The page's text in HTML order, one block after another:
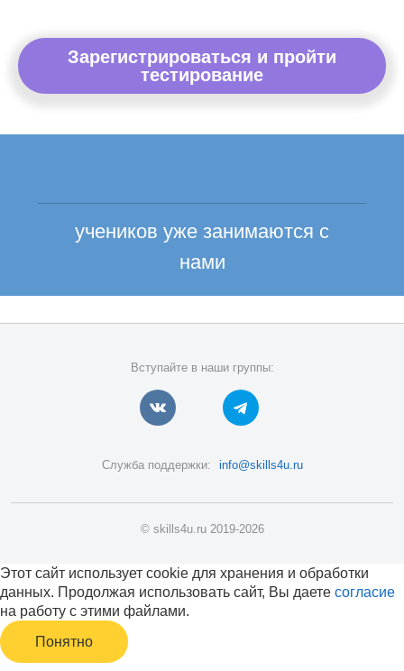
Зарегистрироваться и пройти
тестирование
учеников уже занимаются с
нами
Вступайте в наши группы:
Служба поддержки: info@skills4u.ru
© skills4u.ru 2019-2026
Этот сайт использует cookie для хранения и обработки
данных. Продолжая использовать сайт, Вы даете согласие
на работу с этими файлами.
Понятно